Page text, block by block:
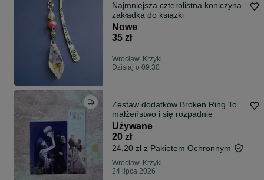
Najmniejsza czterolistna koniczyna
zakładka do książki
Nowe
35 zł
Wrocław, Krzyki
Dzisiaj o 09:30
Zestaw dodatków Broken Ring To
małżeństwo i się rozpadnie
Używane
20 zł
24,20 zł z Pakietem Ochronnym
Wrocław, Krzyki
24 lipca 2026